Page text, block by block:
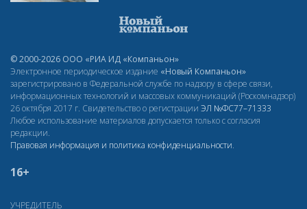
© 2000-2026 ООО «РИА ИД «Компаньон»
Электронное периодическое издание «Новый Компаньон»
зарегистрировано в Федеральной службе по надзору в сфере связи,
информационных технологий и массовых коммуникаций (Роскомнадзор)
26 октября 2017 г. Свидетельство о регистрации ЭЛ №ФС77–71333
Любое использование материалов допускается только с согласия
редакции.
Правовая информация и политика конфиденциальности.
16+
УЧРЕДИТЕЛЬ